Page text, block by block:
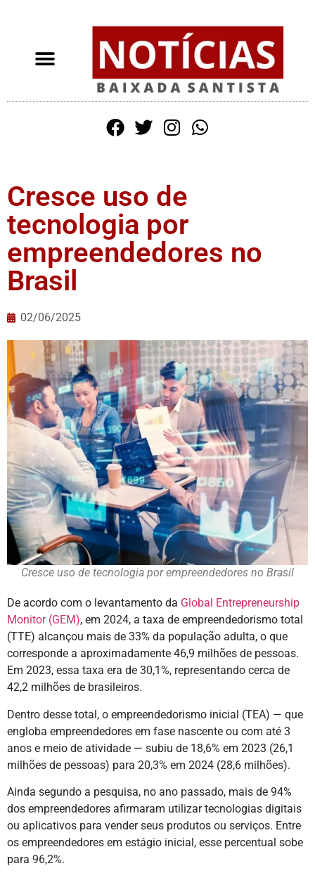
Cresce uso de
tecnologia por
empreendedores no
Brasil
02/06/2025
Cresce uso de tecnologia por empreendedores no Brasil
De acordo com o levantamento da Global Entrepreneurship
Monitor (GEM), em 2024, a taxa de empreendedorismo total
(TTE) alcançou mais de 33% da população adulta, o que
corresponde a aproximadamente 46,9 milhões de pessoas.
Em 2023, essa taxa era de 30,1%, representando cerca de
42,2 milhões de brasileiros.
Dentro desse total, o empreendedorismo inicial (TEA) — que
engloba empreendedores em fase nascente ou com até 3
anos e meio de atividade — subiu de 18,6% em 2023 (26,1
milhões de pessoas) para 20,3% em 2024 (28,6 milhões).
Ainda segundo a pesquisa, no ano passado, mais de 94%
dos empreendedores afirmaram utilizar tecnologias digitais
ou aplicativos para vender seus produtos ou serviços. Entre
os empreendedores em estágio inicial, esse percentual sobe
para 96,2%.